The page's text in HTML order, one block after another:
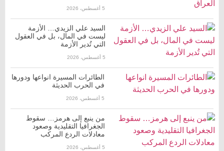
5 أغسطس، 2026
السيد علي الزيدي… الأزمة
ليست في المال، بل في العقول
التي تُدير الأزمة
5 أغسطس، 2026
الطائرات المسيرة انواعها ودورها
في الحرب الحديثة
5 أغسطس، 2026
من ينبع إلى هرمز… سقوط
الجغرافيا التقليدية وصعود
معادلات الردع المركب
5 أغسطس، 2026